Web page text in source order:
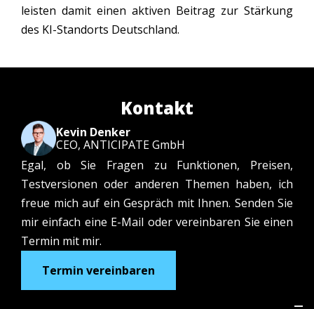
leisten damit einen aktiven Beitrag zur Stärkung
des KI-Standorts Deutschland.
Kontakt
Kevin Denker
CEO, ANTICIPATE GmbH
Egal, ob Sie Fragen zu Funktionen, Preisen,
Testversionen oder anderen Themen haben, ich
freue mich auf ein Gespräch mit Ihnen. Senden Sie
mir einfach eine E-Mail oder vereinbaren Sie einen
Termin mit mir.
Termin vereinbaren